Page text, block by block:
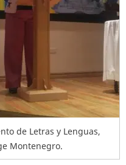
de Letras y Lenguas,
Montenegro.